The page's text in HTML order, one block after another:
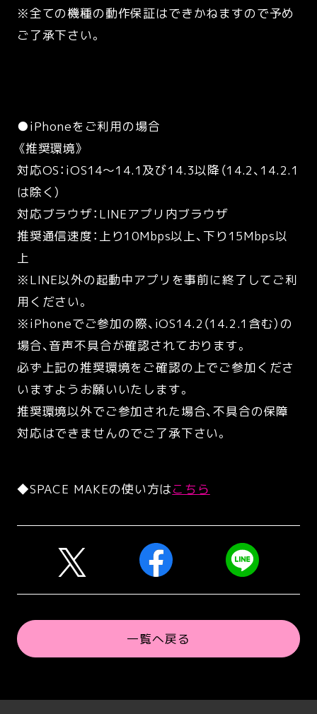
※全ての機種の動作保証はできかねますので予め
ご了承下さい。
●iPhoneをご利用の場合
《推奨環境》
対応OS：iOS14～14.1及び14.3以降（14.2、14.2.1
は除く）
対応ブラウザ：LINEアプリ内ブラウザ
推奨通信速度：上り10Mbps以上、下り15Mbps以
上
※LINE以外の起動中アプリを事前に終了してご利
用ください。
※iPhoneでご参加の際、iOS14.2（14.2.1含む）の
場合、音声不具合が確認されております。
必ず上記の推奨環境をご確認の上でご参加くださ
いますようお願いいたします。
推奨環境以外でご参加された場合、不具合の保障
対応はできませんのでご了承下さい。
◆SPACE MAKEの使い方はこちら
一覧へ戻る